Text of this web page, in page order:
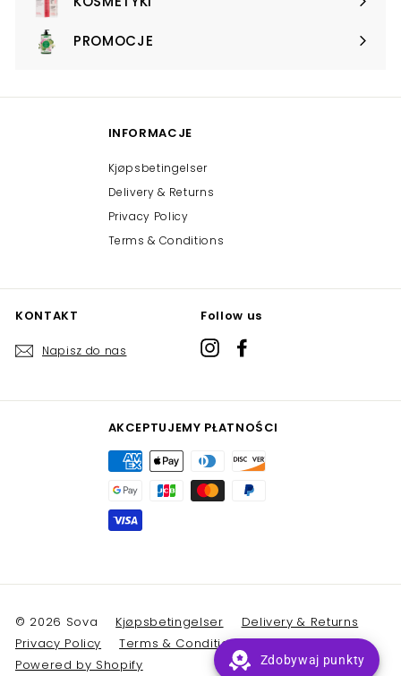
Expand
submenuPROMOCJE
Expand
INFORMACJE
Kjøpsbetingelser
Delivery & Returns
Privacy Policy
Terms & Conditions
KONTAKT
Napisz do nas
Follow us
Instagram
AKCEPTUJEMY PŁATNOŚCI
© 2026 Sova Kjøpsbetingelser
Delivery & Returns
Privacy Policy
Terms & Conditions
Powered by Shopify
Zdobywaj punkty